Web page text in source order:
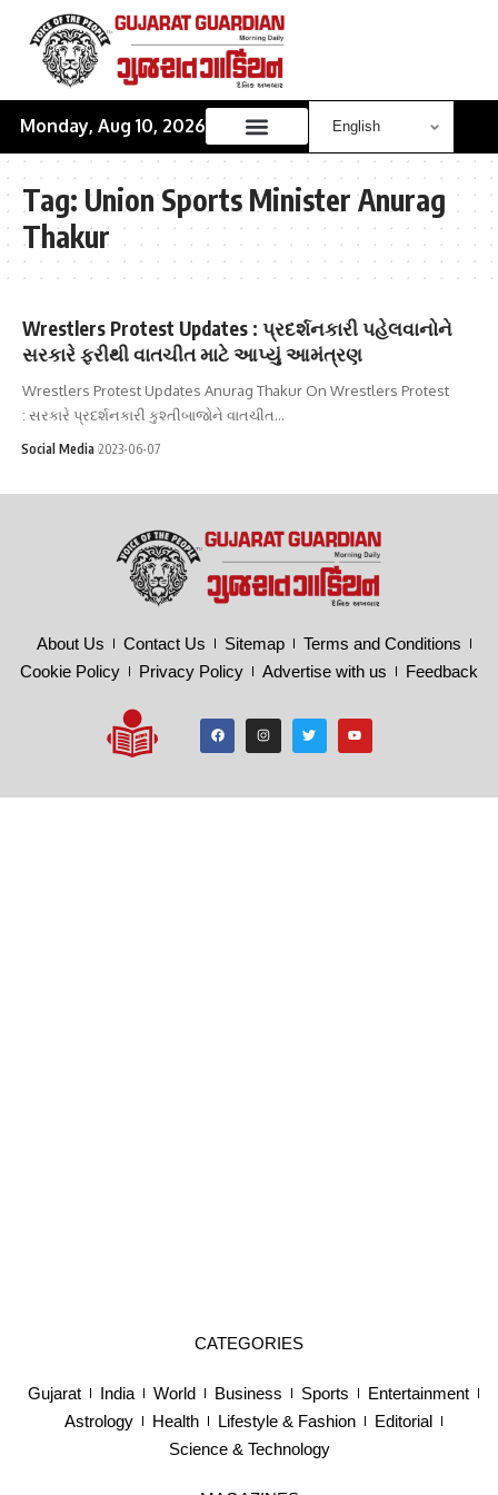
Monday, Aug 10, 2026
Tag: Union Sports Minister Anurag
Thakur
Wrestlers Protest Updates : પ્રદર્શનકારી પહેલવાનોને
સરકારે ફરીથી વાતચીત માટે આપ્યું આમંત્રણ
Wrestlers Protest Updates Anurag Thakur On Wrestlers Protest
: સરકારે પ્રદર્શનકારી કુશ્તીબાજોને વાતચીત…
Social Media 2023-06-07
About Us Contact Us Sitemap
Terms and Conditions
Cookie Policy
Privacy Policy Advertise with us Feedback
CATEGORIES
Gujarat India World Business Sports
Entertainment
Astrology
Health Lifestyle & Fashion
Editorial
Science & Technology